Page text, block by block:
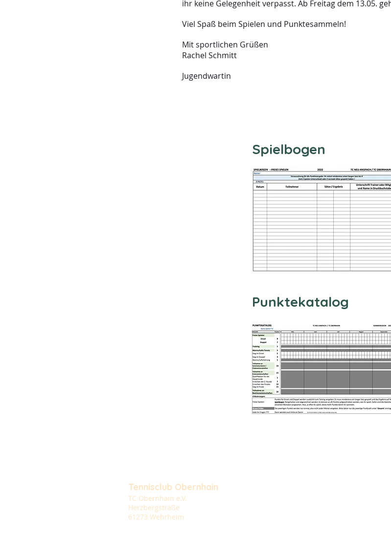
ihr keine Gelegenheit verpasst. Ab Freitag dem 13.05.
Viel Spaß beim Spielen und Punktesammeln!
Mit sportlichen Grüßen
Rachel Schmitt
Jugendwartin
Spielbogen
Punktekatalog
Tennisclub Obernhain
TC Obernhain e.V.
Herzbergstraße
61273 Wehrheim